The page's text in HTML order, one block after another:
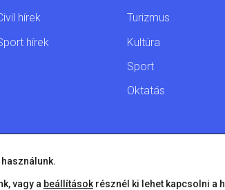
hírek
hírek
Turizmus
Kultúra
Sport
Oktatás
vagy a beállítások résznél ki lehet kapcsolni a